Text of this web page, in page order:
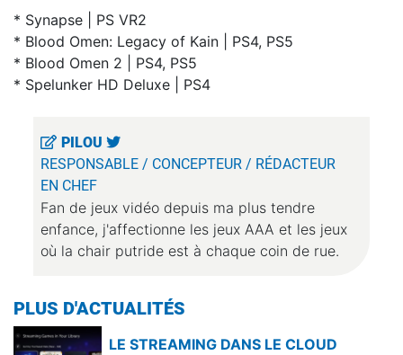
* Synapse | PS VR2
* Blood Omen: Legacy of Kain | PS4, PS5
* Blood Omen 2 | PS4, PS5
* Spelunker HD Deluxe | PS4
PILOU
RESPONSABLE / CONCEPTEUR / RÉDACTEUR
EN CHEF
Fan de jeux vidéo depuis ma plus tendre
enfance, j'affectionne les jeux AAA et les jeux
où la chair putride est à chaque coin de rue.
PLUS D'ACTUALITÉS
LE STREAMING DANS LE CLOUD